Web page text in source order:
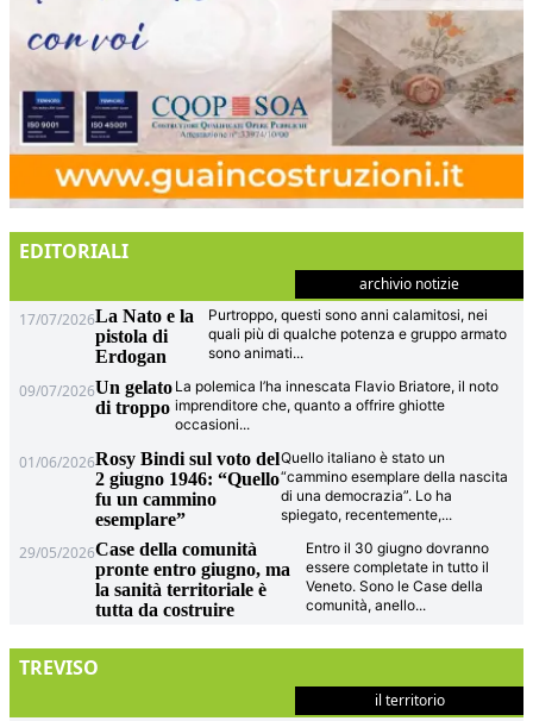
EDITORIALI
archivio notizie
17/07/2026La Nato e la
pistola di
Erdogan
Purtroppo, questi sono anni calamitosi, nei
quali più di qualche potenza e gruppo armato
sono animati...
09/07/2026Un gelato
di troppo
La polemica l’ha innescata Flavio Briatore, il noto
imprenditore che, quanto a offrire ghiotte
occasioni...
01/06/2026Rosy Bindi sul voto del
2 giugno 1946: “Quello
fu un cammino
esemplare”
Quello italiano è stato un
“cammino esemplare della nascita
di una democrazia”. Lo ha
spiegato, recentemente,...
29/05/2026Case della comunità
pronte entro giugno, ma
la sanità territoriale è
tutta da costruire
Entro il 30 giugno dovranno
essere completate in tutto il
Veneto. Sono le Case della
comunità, anello...
TREVISO
il territorio